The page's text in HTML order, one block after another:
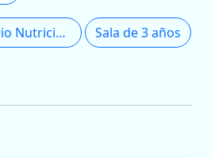
Programa Alimentario Nutricional Escolar (PANE) Sala de 3 años